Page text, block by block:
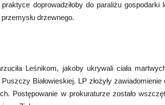
doprowadziłoby do paraliżu gospodarki
drzewnego.
Leśnikom, jakoby ukrywali ciała
Białowieskiej. LP złożyły
Postępowanie w prokuraturze zostało